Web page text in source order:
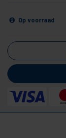
Op voorraad